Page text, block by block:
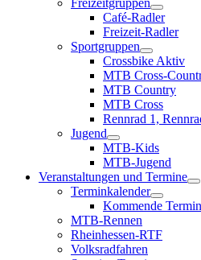
Freizeitgruppen
Café-Radler
Freizeit-Radler
Sportgruppen
Crossbike Aktiv
MTB Cross-
MTB Country
MTB Cross
Rennrad 1,
Jugend
MTB-Kids
MTB-Jugend
Veranstaltungen und Termine
Terminkalender
Kommende
MTB-Rennen
Rheinhessen-RTF
Volksradfahren